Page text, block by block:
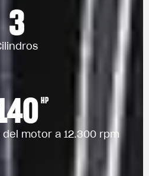
3
HP
motor a 12.300 rpm